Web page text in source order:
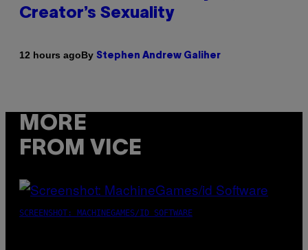
Creator’s Sexuality
12 hours agoBy Stephen Andrew Galiher
MORE
FROM VICE
SCREENSHOT: MACHINEGAMES/ID SOFTWARE